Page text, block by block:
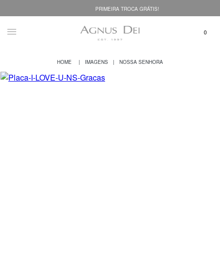
PRIMEIRA TROCA GRÁTIS!
IMAGENS NOSSA SENHORA